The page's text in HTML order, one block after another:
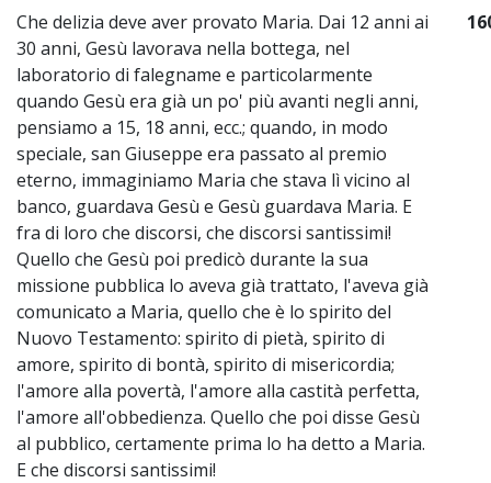
Che delizia deve aver provato Maria. Dai 12 anni ai
30 anni, Gesù lavorava nella bottega, nel
laboratorio di falegname e particolarmente
quando Gesù era già un po' più avanti negli anni,
pensiamo a 15, 18 anni, ecc.; quando, in modo
speciale, san Giuseppe era passato al premio
eterno, immaginiamo Maria che stava lì vicino al
banco, guardava Gesù e Gesù guardava Maria. E
fra di loro che discorsi, che discorsi santissimi!
Quello che Gesù poi predicò durante la sua
missione pubblica lo aveva già trattato, l'aveva già
comunicato a Maria, quello che è lo spirito del
Nuovo Testamento: spirito di pietà, spirito di
amore, spirito di bontà, spirito di misericordia;
l'amore alla povertà, l'amore alla castità perfetta,
l'amore all'obbedienza. Quello che poi disse Gesù
al pubblico, certamente prima lo ha detto a Maria.
E che discorsi santissimi!